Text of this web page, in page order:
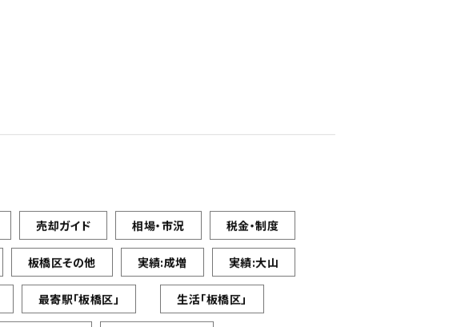
売却ガイド 相場・市況 税金・制度
板橋区その他 実績:成増 実績:大山
最寄駅「板橋区」 生活「板橋区」